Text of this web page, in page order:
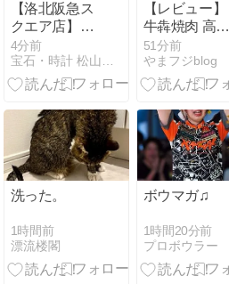
【洛北阪急ス
クエア店】宝
くじイベント
開催中！特別
なジュエリー
紹介♡
4分前
【レビュー】
牛犇焼肉 高田
馬場の「自家
製もつ煮込み
セット」を食
ンチ】【焼
肉】【ホルモ
ン】
51分前
やまフジblog
洗った。
1時間前
漂流楼閣
ボウマガ♫
1時間20分前